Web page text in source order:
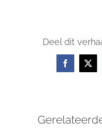
Deel dit
Facebook
X